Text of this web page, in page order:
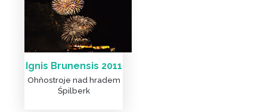
Ignis Brunensis 2011
Ohňostroje nad hradem
Śpilberk